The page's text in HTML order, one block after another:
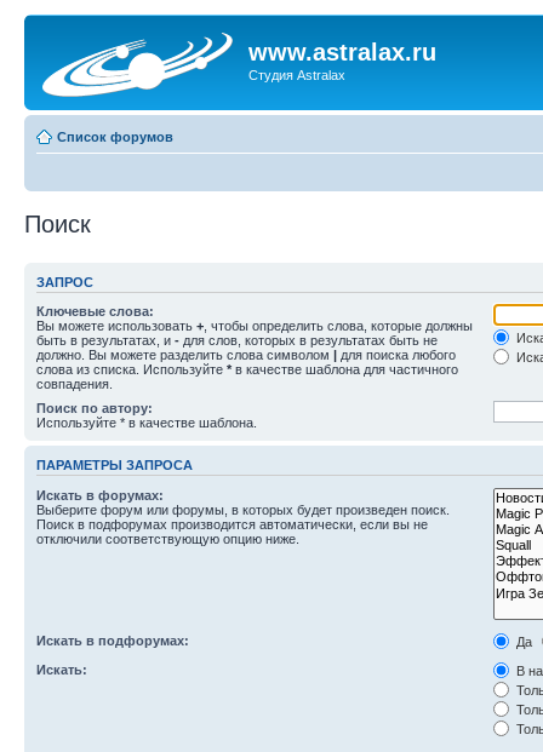
www.astralax.ru
Студия Astralax
Список форумов
Поиск
ЗАПРОС
Ключевые слова:
Вы можете использовать + , чтобы определить слова, которые должны
быть в результатах, и - для слов, которых в результатах быть не
должно. Вы можете разделить слова символом | для поиска любого
слова из списка. Используйте * в качестве шаблона для частичного
совпадения.
Поиск по автору:
Используйте * в качестве шаблона.
ПАРАМЕТРЫ ЗАПРОСА
Искать в форумах:
Выберите форум или форумы, в которых будет произведен поиск.
Поиск в подфорумах производится автоматически, если вы не
отключили соответствующую опцию ниже.
Искать в подфорумах:
Да
Искать:
В